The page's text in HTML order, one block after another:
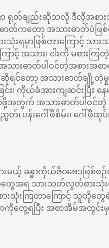
က ရုတ်ချည်းဆိုသလို ဒီလိုအစ
တ်ကတော့ အသားဓာတ်ပဲဖြ
သုံးရမှာဖြစ်တာကြောင့်
ောင့် အသား၊ ငါးကို မစ
သားဓာတ်ပါဝင်တဲ့အစားအ
တော့ အသားဓာတ်ချို့တဲ့မှုတွ
၊ ကိုယ်ခံအားကျဆင်းပြီး န
ဖို့အတွက် အသားဓာတ်ပါဝင်
ပန်းဂေါ်ဖီစိမ်း၊ ဂေါ်ဖီထုပ်
ယ့် ခန္ဓာကိုယ်ဇီ၀ဗေဒဖြစ်စ
ျက်တွေအရ သားသတ်လွတ်စာ
သုံးကြတာကြောင့် သူတို့တွေ
တွေ့ရပြီး အစာအိမ်အတွင်းမှ